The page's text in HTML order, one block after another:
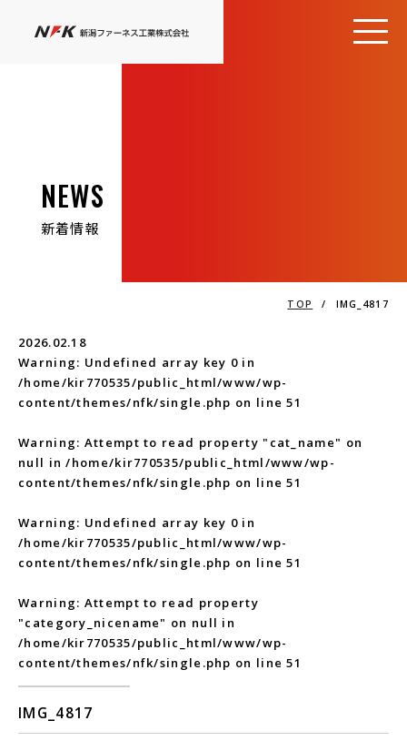
NEWS
新着情報
TOP / IMG_4817
2026.02.18
Warning: Undefined array key 0 in
/home/kir770535/public_html/www/wp-
content/themes/nfk/single.php on line51
Warning: Attempt to read property "cat_name" on
null in/home/kir770535/public_html/www/wp-
content/themes/nfk/single.php on line51
Warning: Undefined array key 0 in
/home/kir770535/public_html/www/wp-
content/themes/nfk/single.php on line51
Warning: Attempt to read property
"category_nicename" on null in
/home/kir770535/public_html/www/wp-
content/themes/nfk/single.php on line51
IMG_4817